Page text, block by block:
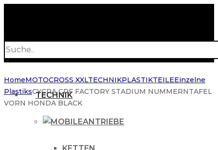
search
TECHNIK
ANTRIEBE
HomeMOTOCROSS XXLTECHNIKPLASTIKTEILEEinzelne
PlastiksCYCRA CRF FACTORY STADIUM NUMMERNTAFEL
VORN HONDA BLACK